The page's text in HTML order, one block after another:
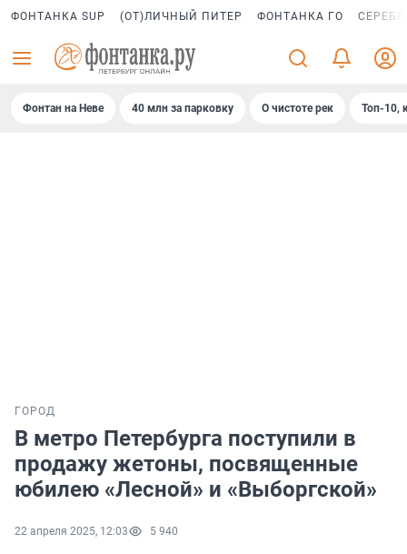
ФОНТАНКА SUP (ОТ)ЛИЧНЫЙ ПИТЕР ФОНТАНКА ГО
Фонтан на Неве 40 млн за парковку О чистоте рек Топ-10,
ГОРОД
В метро Петербурга поступили в
продажу жетоны, посвященные
юбилею «Лесной» и «Выборгской»
22 апреля 2025, 12:03 5 940